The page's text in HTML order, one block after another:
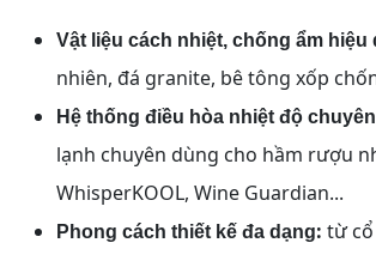
Vật liệu cách nhiệt, chống ẩm hiệu
nhiên, đá granite, bê tông xốp
Hệ thống điều hòa nhiệt độ
lạnh chuyên dùng cho hầm rượu
WhisperKOOL, Wine Guardian...
Phong cách thiết kế đa dạng: từ cổ